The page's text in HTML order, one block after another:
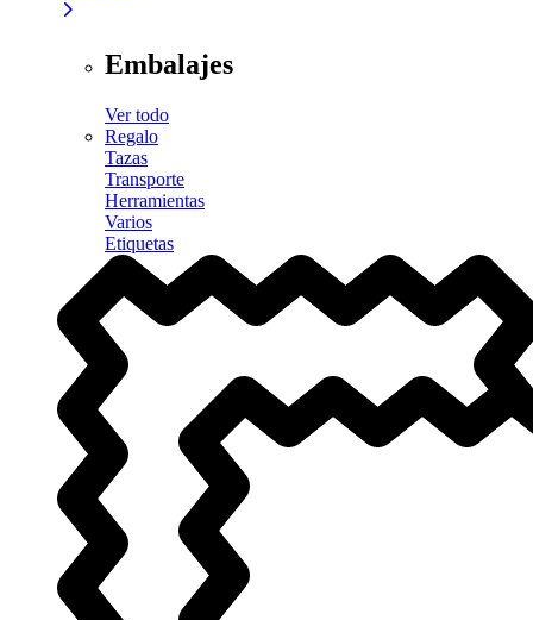
Embalajes
Ver todo
Regalo
Tazas
Transporte
Herramientas
Varios
Etiquetas